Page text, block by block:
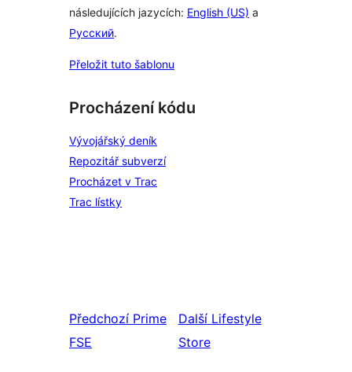
následujících jazycích: English (US) a
Русский.
Přeložit tuto šablonu
Procházení kódu
Vývojářský deník
Repozitář subverzí
Procházet v Trac
Trac lístky
Předchozí Prime
FSE
Další Lifestyle
Store